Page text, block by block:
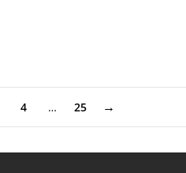
4 … 25 →